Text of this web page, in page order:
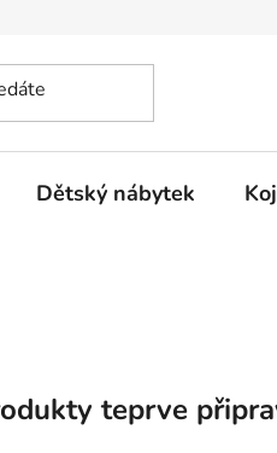
Dětský nábytek
teprve